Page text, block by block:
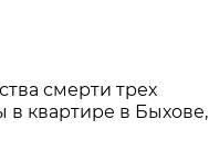
смерти трех
в квартире в Быхове,